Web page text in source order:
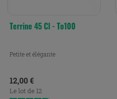
Terrine 45 Cl - To100
Petite et élégante
Prix
12,00 €
Le lot de 12